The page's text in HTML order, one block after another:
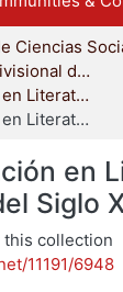
Coordinación Divisional de Posgrado
Especialización en Literatura Mexicana del Siglo XX
Especialización en Literatura Mexicana del Siglo XX
en
Siglo
this collection
11191/6948